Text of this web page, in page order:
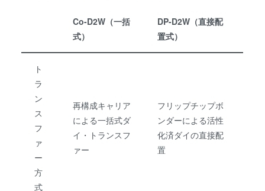
Co-D2W（一括
式）
DP-D2W（直接配
置式）
ト
ラ
ン
ス
フ
ァ
ー
方
式
再構成キャリア
による一括式ダ
イ・トランスフ
ァー
フリップチップボ
ンダーによる活性
化済ダイの直接配
置